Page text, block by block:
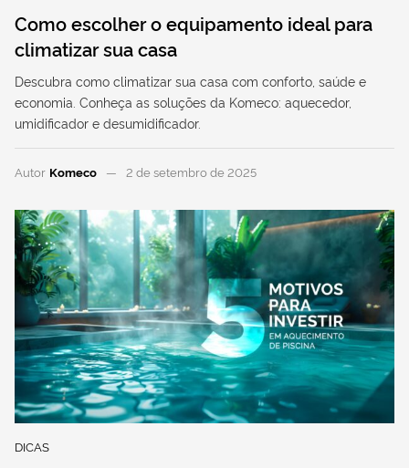
Como escolher o equipamento ideal para
climatizar sua casa
Descubra como climatizar sua casa com conforto, saúde e
economia. Conheça as soluções da Komeco: aquecedor,
umidificador e desumidificador.
Autor Komeco 2 de setembro de 2025
DICAS